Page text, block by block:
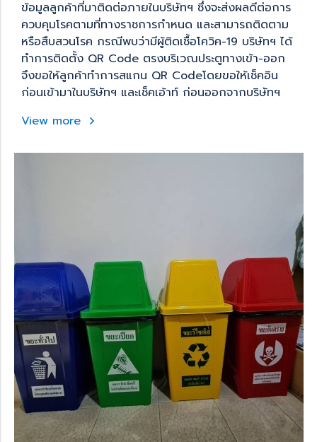
ข้อมูลลูกค้าที่มาติดต่อภายในบริษัทฯ ซึ่งจะส่งผลดีต่อการ
ควบคุมโรคตามที่ทางราชการกำหนด และสามารถติดตาม
หรือสืบสวนโรค กรณีพบว่ามีผู้ติดเชื้อโควิค-19 บริษัทฯ ได้
ทำการติดตั้ง QR Code ตรงบริเวณประตูทางเข้า-ออก
จึงขอให้ลูกค้าทำการสแกน QR Codeโดยขอให้เช็คอิน
ก่อนเข้ามาในบริษัทฯ และเช็คเอ้าท์ ก่อนออกจากบริษัทฯ
View more